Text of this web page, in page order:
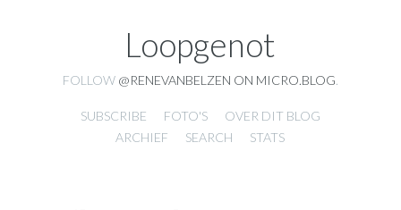
Loopgenot
FOLLOW @RENEVANBELZEN ON MICRO.BLOG
SUBSCRIBE FOTO'S
OVER DIT BLOG
ARCHIEF
SEARCH STATS